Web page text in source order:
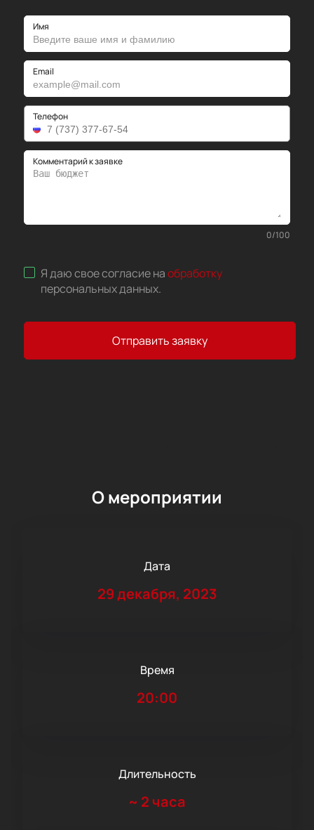
Имя
Email
Телефон
Комментарий к заявке
0/100
Я даю свое согласие наобработку
персональных данных.
Отправить заявку
О мероприятии
Дата
29 декабря, 2023
Время
20:00
Длительность
~ 2 часа